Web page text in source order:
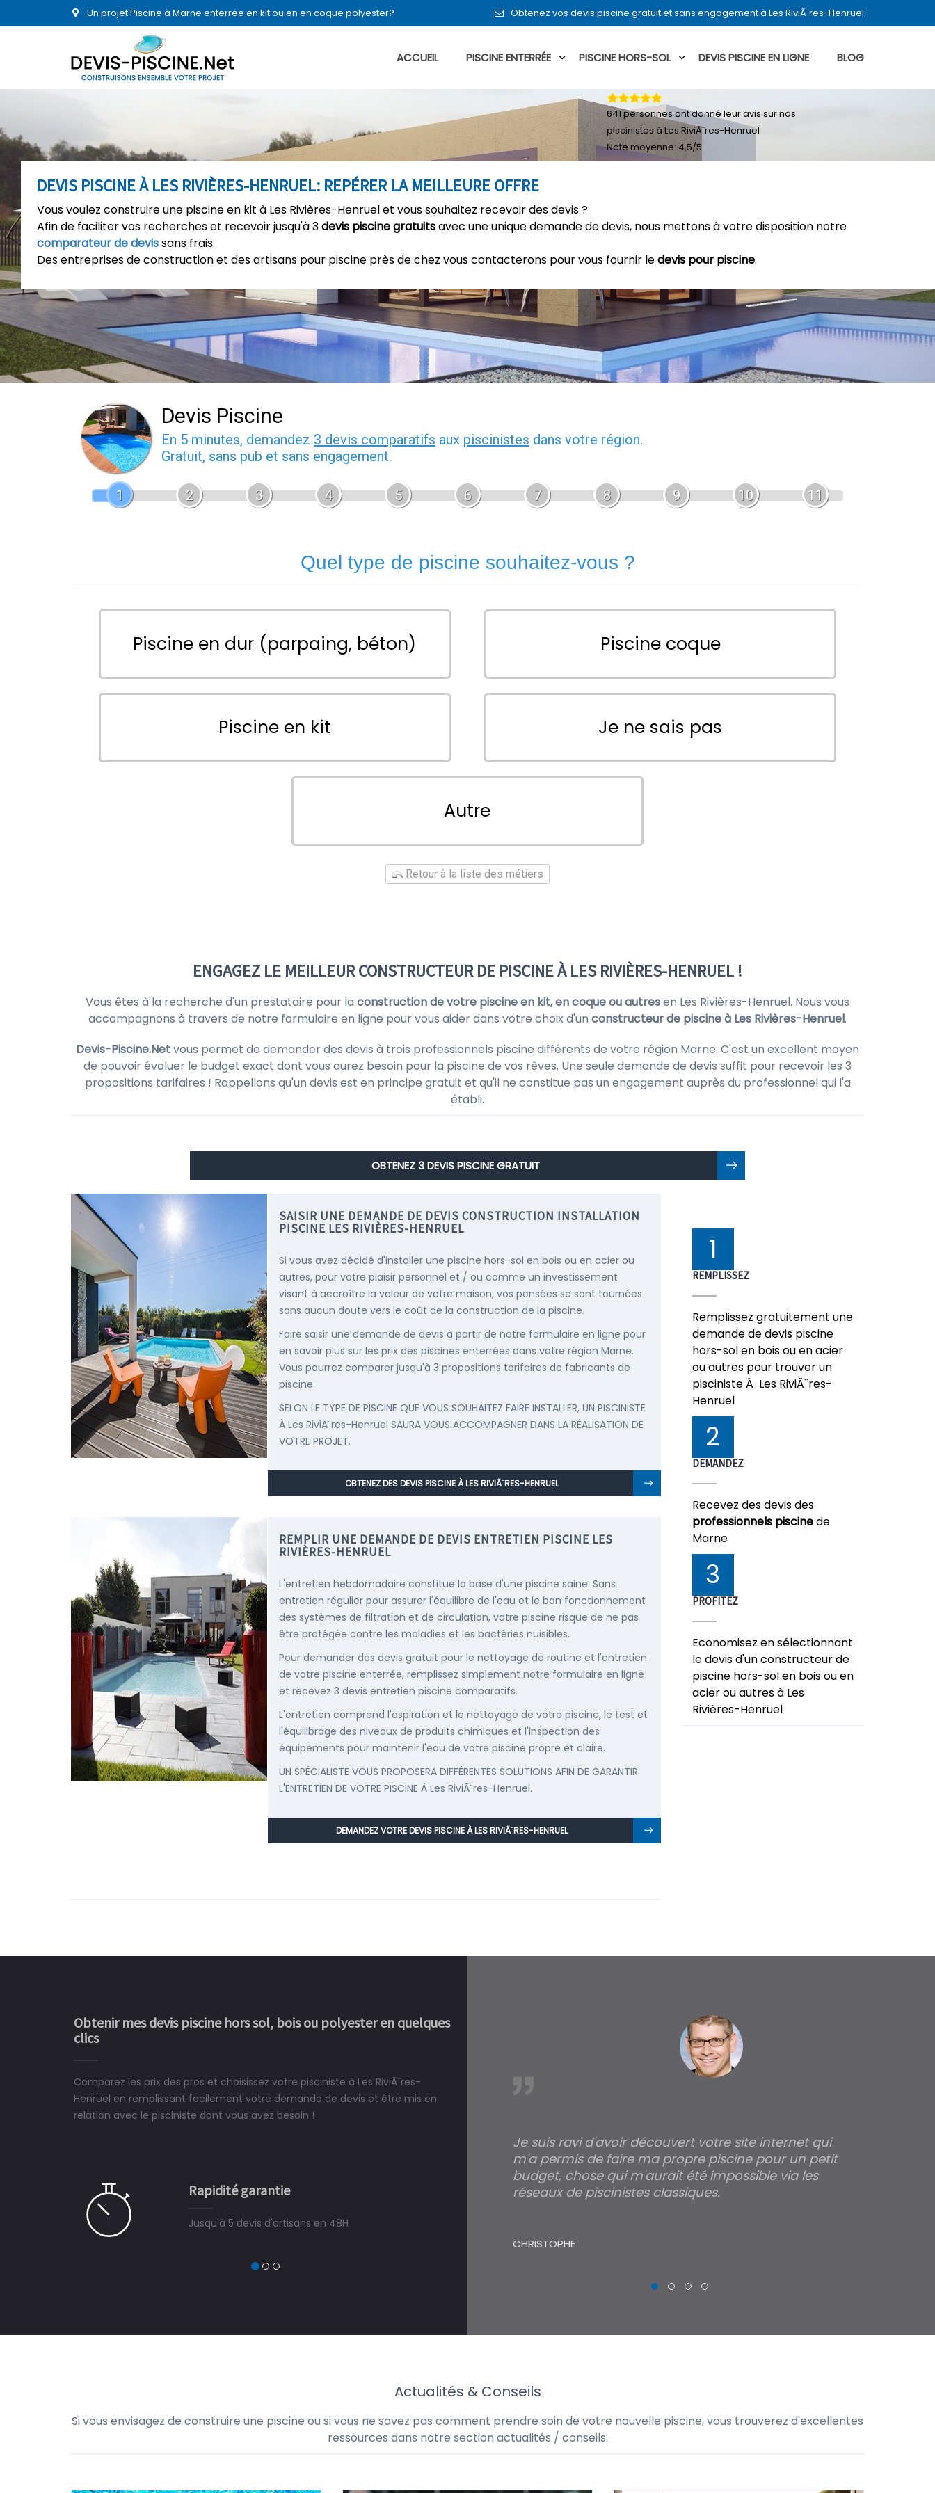
Un projet Piscine à Marne enterrée en kit ou en en coque polyester? Obtenez vos devis piscine gratuit et sans engagement à Les RiviÃ¨res-Henruel
ACCUEIL PISCINE ENTERRÉE PISCINE HORS-SOL DEVIS PISCINE EN LIGNE BLOG
DEVIS PISCINE À LES RIVIÈRES-HENRUEL: REPÉRER LA MEILLEURE OFFRE
Vous voulez construire une piscine en kit à Les Rivières-Henruel et vous souhaitez recevoir des devis ?
Afin de faciliter vos recherches et recevoir jusqu'à 3devis piscine gratuitsavec une unique demande de devis, nous mettons à votre disposition notre
comparateur de devissans frais.
Des entreprises de construction et des artisans pour piscine près de chez vous contacterons pour vous fournir ledevis pour piscine.
641personnes ont donné leuravis sur nos
piscinistes à Les RiviÃ¨res-Henruel
Note moyenne:4,5/5
Devis Piscine
En 5 minutes, demandez 3 devis comparatifs aux piscinistes dans votre région.
Gratuit, sans pub et sans engagement.
1 2 3 4 5 6 7 8 9 10 11
Quel type de piscine souhaitez-vous ?
Piscine en dur (parpaing, béton) Piscine coque
Piscine en kit Je ne sais pas
Autre
Retour à la liste des métiers
ENGAGEZ LE MEILLEUR CONSTRUCTEUR DE PISCINE À LES RIVIÈRES-HENRUEL !
Vous êtes à la recherche d'un prestataire pour la construction de votre piscine en kit, en coque ou autresen Les Rivières-Henruel. Nous vous
accompagnons à travers de notre formulaire en ligne pour vous aider dans votre choix d'un constructeur de piscine à Les Rivières-Henruel.
Devis-Piscine.Netvous permet de demander des devis à trois professionnels piscine différents de votre région Marne. C'est un excellent moyen
de pouvoir évaluer le budget exact dont vous aurez besoin pour la piscine de vos rêves. Une seule demande de devis suffit pour recevoir les 3
propositions tarifaires ! Rappellons qu'un devis est en principe gratuit et qu'il ne constitue pas un engagement auprès du professionnel qui l'a
établi.
OBTENEZ 3 DEVIS PISCINE GRATUIT
SAISIR UNE DEMANDE DE DEVIS CONSTRUCTION INSTALLATION
PISCINE LES RIVIÈRES-HENRUEL
Si vous avez décidé d'installer une piscine hors-sol en bois ou en acier ou
autres, pour votre plaisir personnel et / ou comme un investissement
visant à accroître la valeur de votre maison, vos pensées se sont tournées
sans aucun doute vers le coût de la construction de la piscine.
Faire saisir une demande de devis à partir de notre formulaire en ligne pour
en savoir plus sur les prix des piscines enterrées dans votre région Marne.
Vous pourrez comparer jusqu'à 3 propositions tarifaires de fabricants de
piscine.
SELON LE TYPE DE PISCINE QUE VOUS SOUHAITEZ FAIRE INSTALLER, UN PISCINISTE
À Les RiviÃ¨res-Henruel SAURA VOUS ACCOMPAGNER DANS LA RÉALISATION DE
VOTRE PROJET.
OBTENEZ DES DEVIS PISCINE À LES RIVIÃ¨RES-HENRUEL
REMPLIR UNE DEMANDE DE DEVIS ENTRETIEN PISCINE LES
RIVIÈRES-HENRUEL
L'entretien hebdomadaire constitue la base d'une piscine saine. Sans
entretien régulier pour assurer l'équilibre de l'eau et le bon fonctionnement
des systèmes de filtration et de circulation, votre piscine risque de ne pas
être protégée contre les maladies et les bactéries nuisibles.
Pour demander des devis gratuit pour le nettoyage de routine et l'entretien
de votre piscine enterrée, remplissez simplement notre formulaire en ligne
et recevez 3 devis entretien piscine comparatifs.
L'entretien comprend l'aspiration et le nettoyage de votre piscine, le test et
l'équilibrage des niveaux de produits chimiques et l'inspection des
équipements pour maintenir l'eau de votre piscine propre et claire.
UN SPÉCIALISTE VOUS PROPOSERA DIFFÉRENTES SOLUTIONS AFIN DE GARANTIR
L'ENTRETIEN DE VOTRE PISCINE À Les RiviÃ¨res-Henruel.
DEMANDEZ VOTRE DEVIS PISCINE À LES RIVIÃ¨RES-HENRUEL
1
REMPLISSEZ
Remplissez gratuitement une
demande de devis piscine
hors-sol en bois ou en acier
ou autres pour trouver un
pisciniste Ã Les RiviÃ¨res-
Henruel
2
DEMANDEZ
Recevez des devis des
professionnels piscinede
Marne
3
PROFITEZ
Economisez en sélectionnant
le devis d'un constructeur de
piscine hors-sol en bois ou en
acier ou autres à Les
Rivières-Henruel
Obtenir mes devis piscine hors sol, bois ou polyester en quelques
clics
Comparez les prix des pros et choisissez votre pisciniste à Les RiviÃ¨res-
Henruel en remplissant facilement votre demande de devis et être mis en
relation avec le pisciniste dont vous avez besoin !
Rapidité garantie
Jusqu'à 5 devis d'artisans en 48H
ne peut plus s'en passer.
Le rêve devient enfin réalité, une piscine est bien
construit chez moi.
Je suis ravi d'avoir découvert votre site internet qui
m'a permis de faire ma propre piscine pour un petit
budget, chose qui m'aurait été impossible via les
réseaux de piscinistes classiques.
CHRISTOPHE
Actualités & Conseils
Si vous envisagez de construire une piscine ou si vous ne savez pas comment prendre soin de votre nouvelle piscine, vous trouverez d'excellentes
ressources dans notre section actualités / conseils.